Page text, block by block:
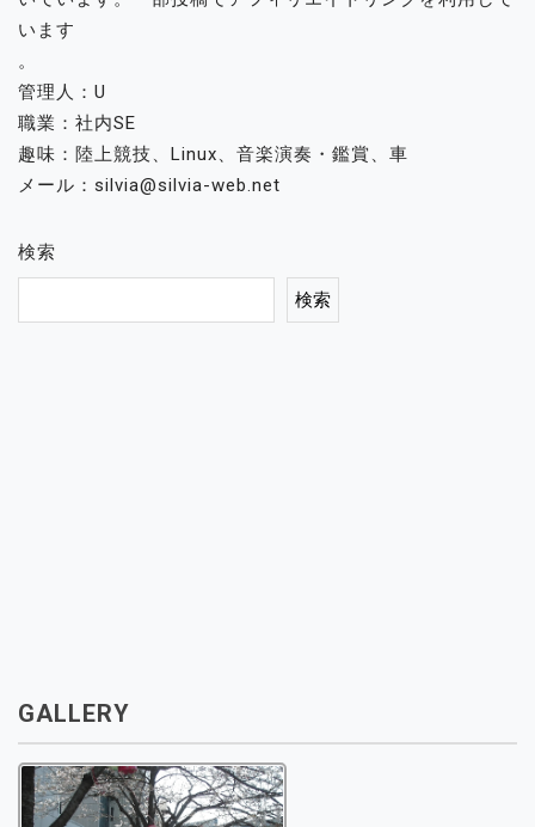
います
。
管理人：U
職業：社内SE
趣味：陸上競技、Linux、音楽演奏・鑑賞、車
メール：silvia@silvia-web.net
検索
検索
GALLERY